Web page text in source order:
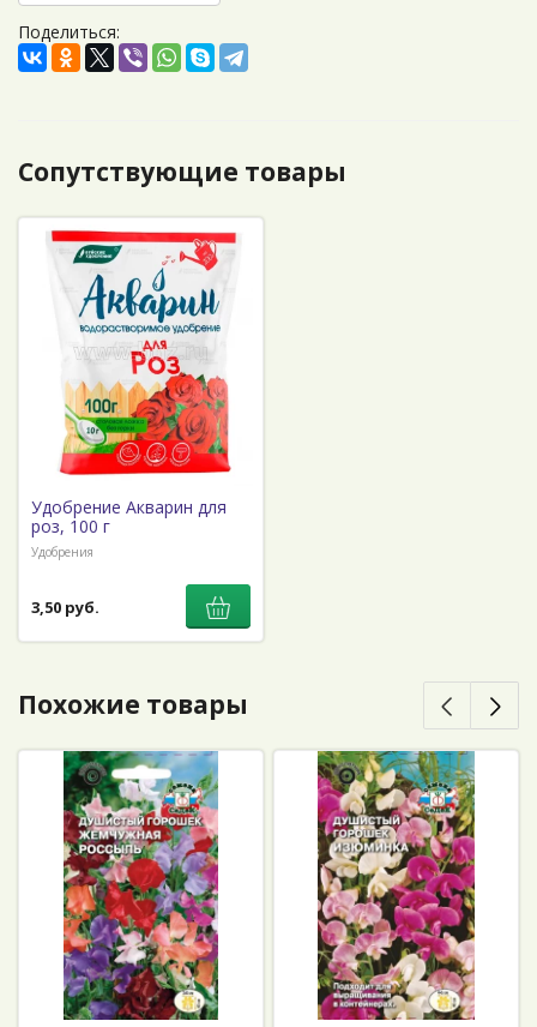
Поделиться:
Сопутствующие товары
Удобрение Акварин для
роз, 100 г
Удобрения
3,50 руб.
Похожие товары